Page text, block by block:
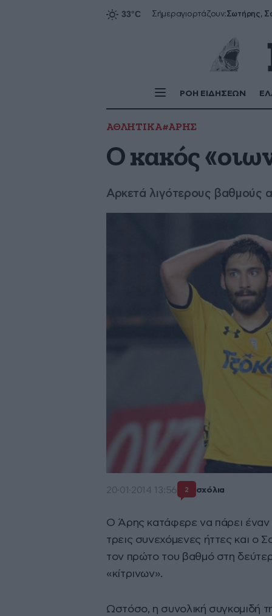
Σήμεραγιορτάζουν:
ΡΟΗ ΕΙΔΗΣΕΩΝ
ΑΘΛΗΤΙΚΑ#ΑΡΗΣ
Ο κακός
Αρκετά λιγότερους βαθμούς
20·01·2014 13:56 2 σχόλια
Ο Άρης κατάφερε να πάρει
τρεις συνεχόμενες ήττες και ο
τον πρώτο του βαθμό στη
«κίτρινων».
Ωστόσο, η συνολική συγκομιδή